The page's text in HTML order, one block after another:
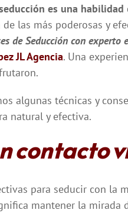
es una habilidad
las más poderosas y
de Seducción con experto
JL Agencia. Una
algunas técnicas y
natural y efectiva.
contacto
para seducir con la
mantener la mirada